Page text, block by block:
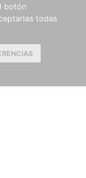
botón
todas